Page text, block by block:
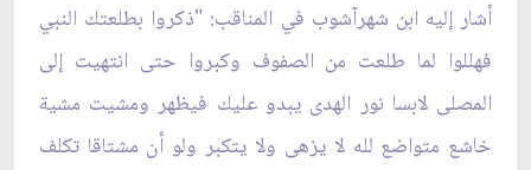
أشار إليه ابن شهرآشوب في المناقب: "ذكروا بطلعتك النبي
فهللوا لما طلعت من الصفوف وكبروا حتى انتهيت إلى
المصلى لابسا نور الهدى يبدو عليك فيظهر ومشيت مشية
خاشع متواضع لله لا يزهى ولا يتكبر ولو أن مشتاقا تكلف